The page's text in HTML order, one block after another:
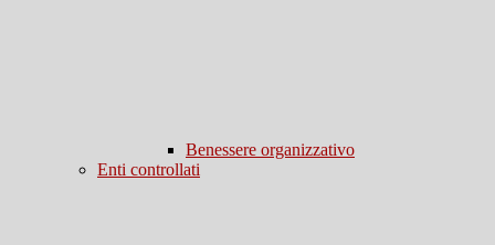
Benessere organizzativo
Enti controllati